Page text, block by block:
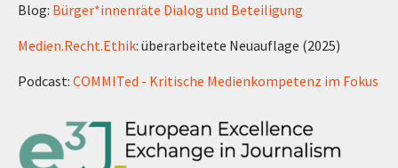
Blog: Bürger*innenräte Dialog und Beteiligung
Medien.Recht.Ethik: überarbeitete Neuauflage (2025)
Podcast: COMMITed - Kritische Medienkompetenz im Fokus